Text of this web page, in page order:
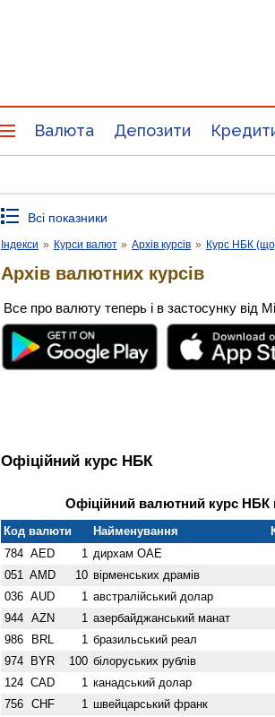
Валюта Депозити
Всі показники
Індекси » Курси валют » Архів курсів » Курс НБК
Архів валютних курсів
Все про валюту теперь і в застосунку від
Офіційний курс НБК
Офіційний валютний курс НБК
Код валюти Найменування
784 AED 1
дирхам ОАЕ
051
AMD 10 вiрменських драмів
036 AUD 1
австралійський долар
944
AZN 1
азербайджанський манат
986
BRL 1
бразильський реал
974
BYR 100 білоруських рублів
124 CAD 1
канадський долар
756
CHF 1
швейцарський франк